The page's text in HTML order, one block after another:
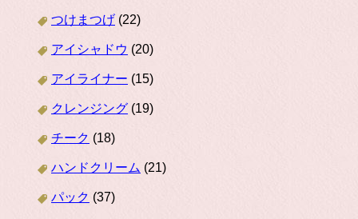
つけまつげ (22)
アイシャドウ (20)
アイライナー (15)
クレンジング (19)
チーク (18)
ハンドクリーム (21)
パック (37)